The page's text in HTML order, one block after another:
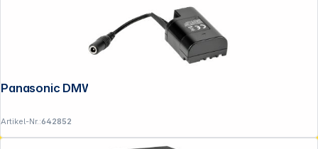
Panasonic DMW-DCC12GU
Artikel-Nr.:642852